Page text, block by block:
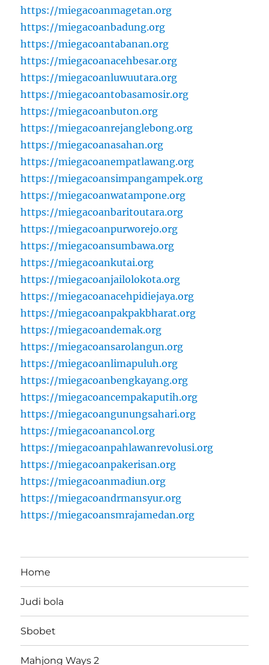
https://miegacoanmagetan.org
https://miegacoanbadung.org
https://miegacoantabanan.org
https://miegacoanacehbesar.org
https://miegacoanluwuutara.org
https://miegacoantobasamosir.org
https://miegacoanbuton.org
https://miegacoanrejanglebong.org
https://miegacoanasahan.org
https://miegacoanempatlawang.org
https://miegacoansimpangampek.org
https://miegacoanwatampone.org
https://miegacoanbaritoutara.org
https://miegacoanpurworejo.org
https://miegacoansumbawa.org
https://miegacoankutai.org
https://miegacoanjailolokota.org
https://miegacoanacehpidiejaya.org
https://miegacoanpakpakbharat.org
https://miegacoandemak.org
https://miegacoansarolangun.org
https://miegacoanlimapuluh.org
https://miegacoanbengkayang.org
https://miegacoancempakaputih.org
https://miegacoangunungsahari.org
https://miegacoanancol.org
https://miegacoanpahlawanrevolusi.org
https://miegacoanpakerisan.org
https://miegacoanmadiun.org
https://miegacoandrmansyur.org
https://miegacoansmrajamedan.org
Home
Judi bola
Sbobet
Mahjong Ways 2